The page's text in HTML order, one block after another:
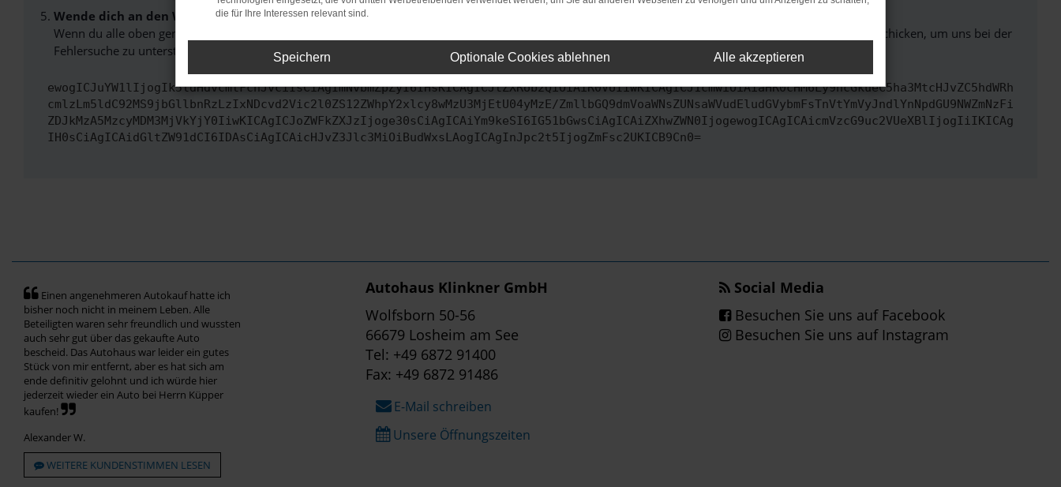
Wende dich an den Webseitenbetreiber.
Wenn du alle oben genannten Schritte versucht hast, kontaktiere uns bitte. Wir werden versuchen, das Problem zu beheben. Du kannst uns diesen Text schicken, um uns bei der
Fehlersuche zu unterstützen:
ewogICJuYW1lIjogIk5ldHdvcmtFcnJvciIsCiAgImNvbmZpZyI6IHsKICAgICJtZXRob2QiOiAiR0VUIiwKICAgICJ1cmwiOiAiaHR0cHM6Ly9hcGkueC5ha3MtcHJvZC5hdWRh
cmlzLm5ldC92MS9jbGllbnRzLzIxNDcvd2Vic2l0ZS12ZWhpY2xlcy8wMzU3MjEtU04yMzE/ZmllbGQ9dmVoaWNsZUNsaWVudEludGVybmFsTnVtYmVyJndlYnNpdGU9NWZmNzFi
ZDJkMzA5MzcyMDM3MjVkYjY0IiwKICAgICJoZWFkZXJzIjoge30sCiAgICAiYm9keSI6IG51bGwsCiAgICAiZXhwZWN0IjogewogICAgICAicmVzcG9uc2VUeXBlIjogIiIKICAg
IH0sCiAgICAidGltZW91dCI6IDAsCiAgICAicHJvZ3Jlc3MiOiBudWxsLAogICAgInJpc2t5IjogZmFsc2UKICB9Cn0=
Einen angenehmeren Autokauf hatte ich
bisher noch nicht in meinem Leben. Alle
Beteiligten waren sehr freundlich und wussten
auch sehr gut über das gekaufte Auto
bescheid. Das Autohaus war leider ein gutes
Stück von mir entfernt, aber es hat sich am
ende definitiv gelohnt und ich würde hier
jederzeit wieder ein Auto bei Herrn Küpper
kaufen!
Alexander W.
WEITERE KUNDENSTIMMEN LESEN
Autohaus Klinkner GmbH
Wolfsborn 50-56
66679 Losheim am See
Tel: +49 6872 91400
Fax: +49 6872 91486
E-Mail schreiben
Unsere Öffnungszeiten
Social Media
Besuchen Sie uns auf Facebook
Besuchen Sie uns auf Instagram
die für Ihre Interessen relevant sind.
Speichern Optionale Cookies ablehnen Alle akzeptieren